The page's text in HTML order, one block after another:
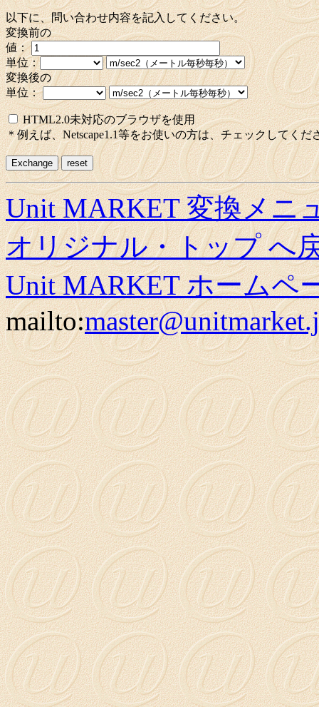
以下に、問い合わせ内容を記入してください。
変換前の
値：
単位：
変換後の
単位：
HTML2.0未対応のブラウザを使用
＊例えば、Netscape1.1等をお使いの方は、チェックしてくだ
Unit MARKET 変換メニ
オリジナル・トップ へ
Unit MARKET ホームペ
mailto: